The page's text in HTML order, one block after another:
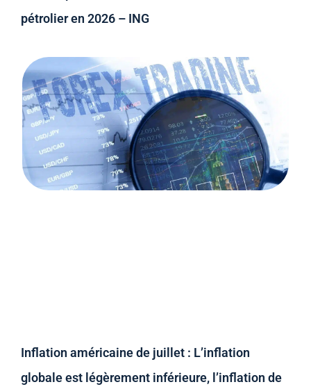
pétrolier en 2026 – ING
Inflation américaine de juillet : L’inflation
globale est légèrement inférieure, l’inflation de